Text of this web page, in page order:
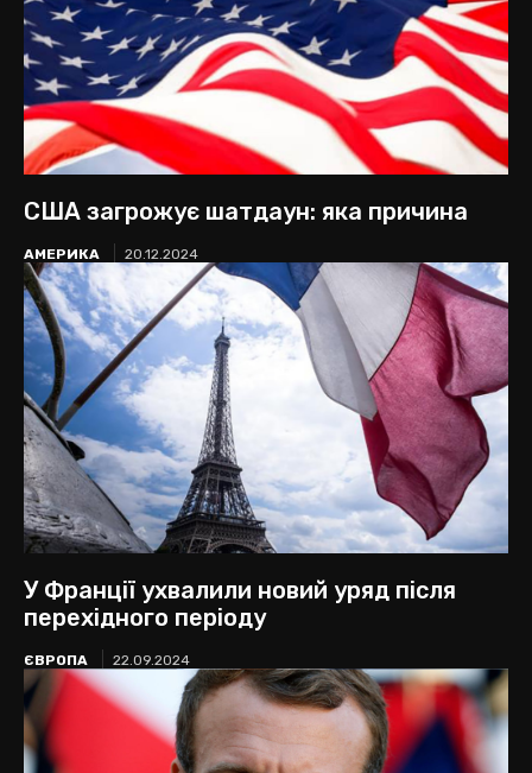
США загрожує шатдаун: яка причина
АМЕРИКА 20.12.2024
У Франції ухвалили новий уряд після
перехідного періоду
ЄВРОПА 22.09.2024